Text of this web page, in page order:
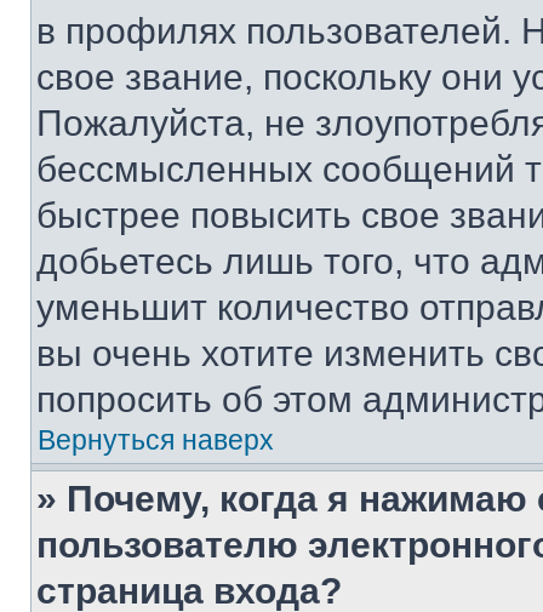
в профилях
свое звание, поскольку они
Пожалуйста, не
бессмысленных сообщений
быстрее повысить свое
добьетесь лишь того, что
уменьшит количество
вы очень хотите изменить
попросить об этом
Вернуться наверх
» Почему, когда я нажимаю
пользователю
страница входа?